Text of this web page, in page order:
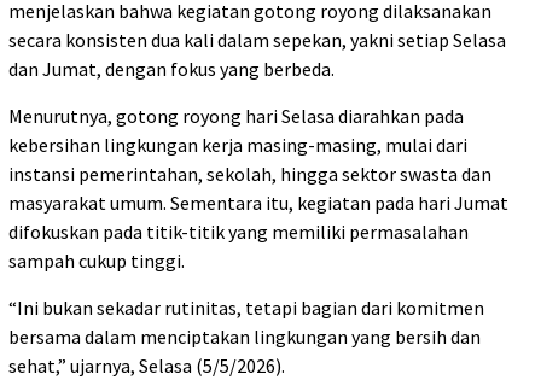
menjelaskan bahwa kegiatan gotong royong dilaksanakan
secara konsisten dua kali dalam sepekan, yakni setiap Selasa
dan Jumat, dengan fokus yang berbeda.
Menurutnya, gotong royong hari Selasa diarahkan pada
kebersihan lingkungan kerja masing-masing, mulai dari
instansi pemerintahan, sekolah, hingga sektor swasta dan
masyarakat umum. Sementara itu, kegiatan pada hari Jumat
difokuskan pada titik-titik yang memiliki permasalahan
sampah cukup tinggi.
“Ini bukan sekadar rutinitas, tetapi bagian dari komitmen
bersama dalam menciptakan lingkungan yang bersih dan
sehat,” ujarnya, Selasa (5/5/2026).